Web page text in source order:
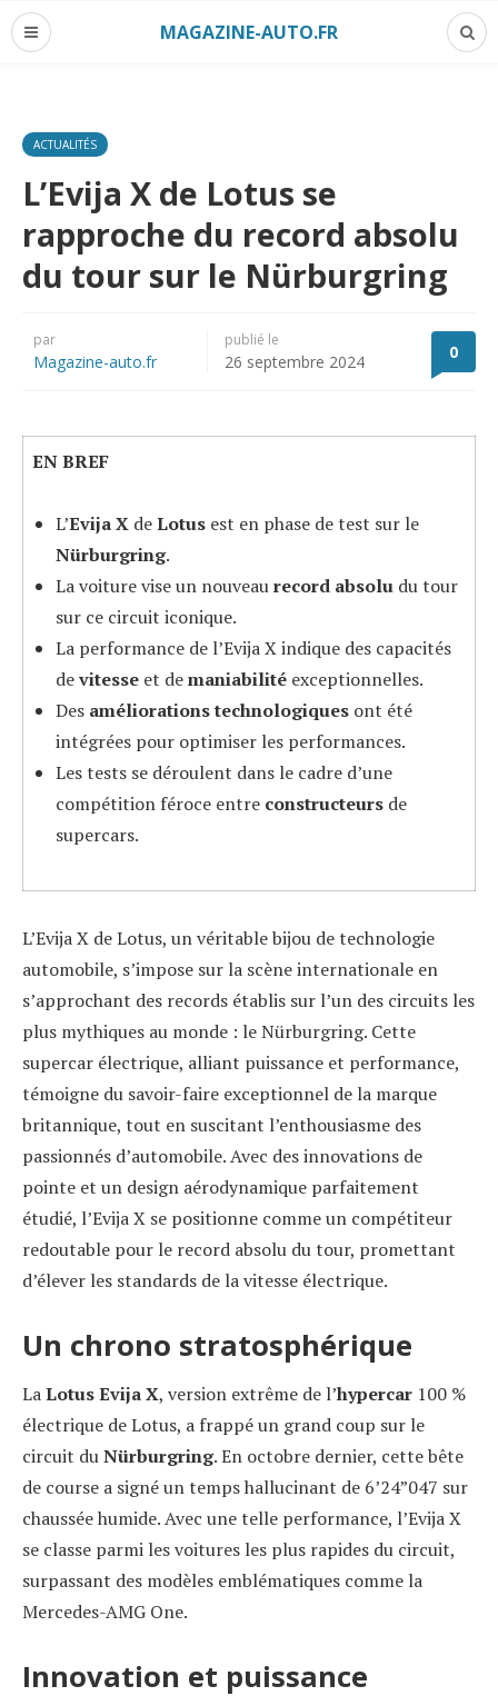
MAGAZINE-AUTO.FR
ACTUALITÉS
L’Evija X de Lotus se
rapproche du record absolu
du tour sur le Nürburgring
par
Magazine-auto.fr
publié le
26 septembre 2024 0
EN BREF
L’Evija XdeLotusest en phase de test sur le
Nürburgring.
La voiture vise un nouveaurecord absoludu tour
sur ce circuit iconique.
La performance de l’Evija X indique des capacités
devitesseet demaniabilitéexceptionnelles.
Des améliorations technologiquesont été
intégrées pour optimiser les performances.
Les tests se déroulent dans le cadre d’une
compétition féroce entre constructeursde
supercars.
L’Evija X de Lotus, un véritable bijou de technologie
automobile, s’impose sur la scène internationale en
s’approchant des records établis sur l’un des circuits les
plus mythiques au monde : le Nürburgring. Cette
supercar électrique, alliant puissance et performance,
témoigne du savoir-faire exceptionnel de la marque
britannique, tout en suscitant l’enthousiasme des
passionnés d’automobile. Avec des innovations de
pointe et un design aérodynamique parfaitement
étudié, l’Evija X se positionne comme un compétiteur
redoutable pour le record absolu du tour, promettant
d’élever les standards de la vitesse électrique.
Un chrono stratosphérique
LaLotus Evija X, version extrême de l’hypercar 100 %
électrique de Lotus, a frappé un grand coup sur le
circuit duNürburgring. En octobre dernier, cette bête
de course a signé un temps hallucinant de 6’24”047 sur
chaussée humide. Avec une telle performance, l’Evija X
se classe parmi les voitures les plus rapides du circuit,
surpassant des modèles emblématiques comme la
Mercedes-AMG One.
Innovation et puissance